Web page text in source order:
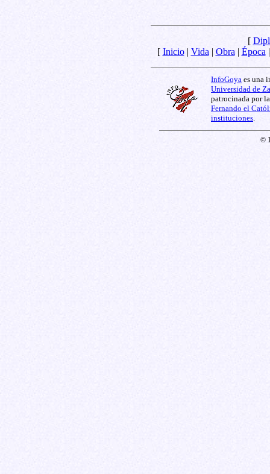
[
[ Inicio| Vida | Obra | Época
InfoGoya es una
Universidad de
patrocinada por
Fernando el
instituciones
©